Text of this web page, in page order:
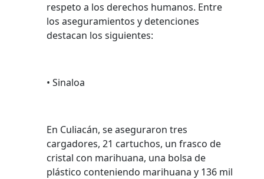
respeto a los derechos humanos. Entre
los aseguramientos y detenciones
destacan los siguientes:
• Sinaloa
En Culiacán, se aseguraron tres
cargadores, 21 cartuchos, ⁠un frasco de
cristal con marihuana, ⁠una bolsa de
plástico conteniendo marihuana y 136 mil